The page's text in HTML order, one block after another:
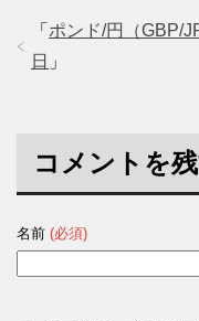
「 ポンド/円（GBP/
日 」
コメントを
名前 (必須)